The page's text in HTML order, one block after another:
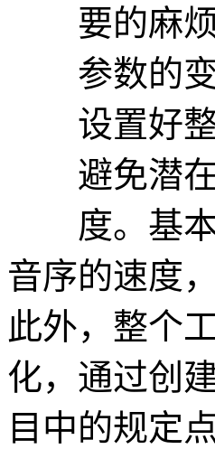
要的麻烦
参数的变
设置好整
避免潜在
度。基本
音序的速度
此外，整个
化，通过创
目中的规定